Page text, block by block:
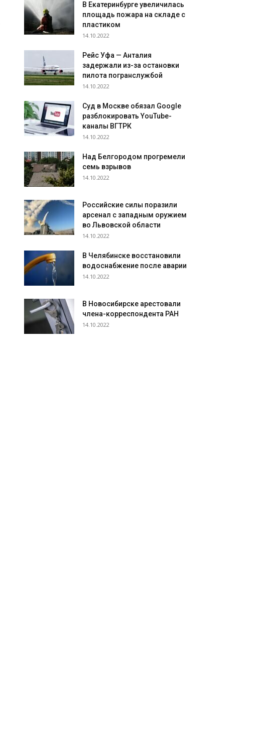
В Екатеринбурге увеличилась
площадь пожара на складе с
пластиком
14.10.2022
Рейс Уфа — Анталия
задержали из-за остановки
пилота погранслужбой
14.10.2022
Суд в Москве обязал Google
разблокировать YouTube-
каналы ВГТРК
14.10.2022
Над Белгородом прогремели
семь взрывов
14.10.2022
Российские силы поразили
арсенал с западным оружием
во Львовской области
14.10.2022
В Челябинске восстановили
водоснабжение после аварии
14.10.2022
В Новосибирске арестовали
члена-корреспондента РАН
14.10.2022